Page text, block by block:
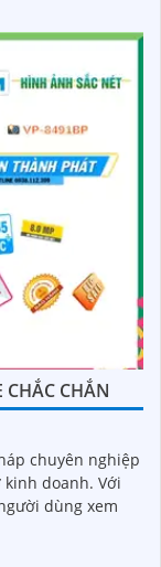
CHẮC CHẮN
chuyên nghiệp
doanh. Với
dùng xem